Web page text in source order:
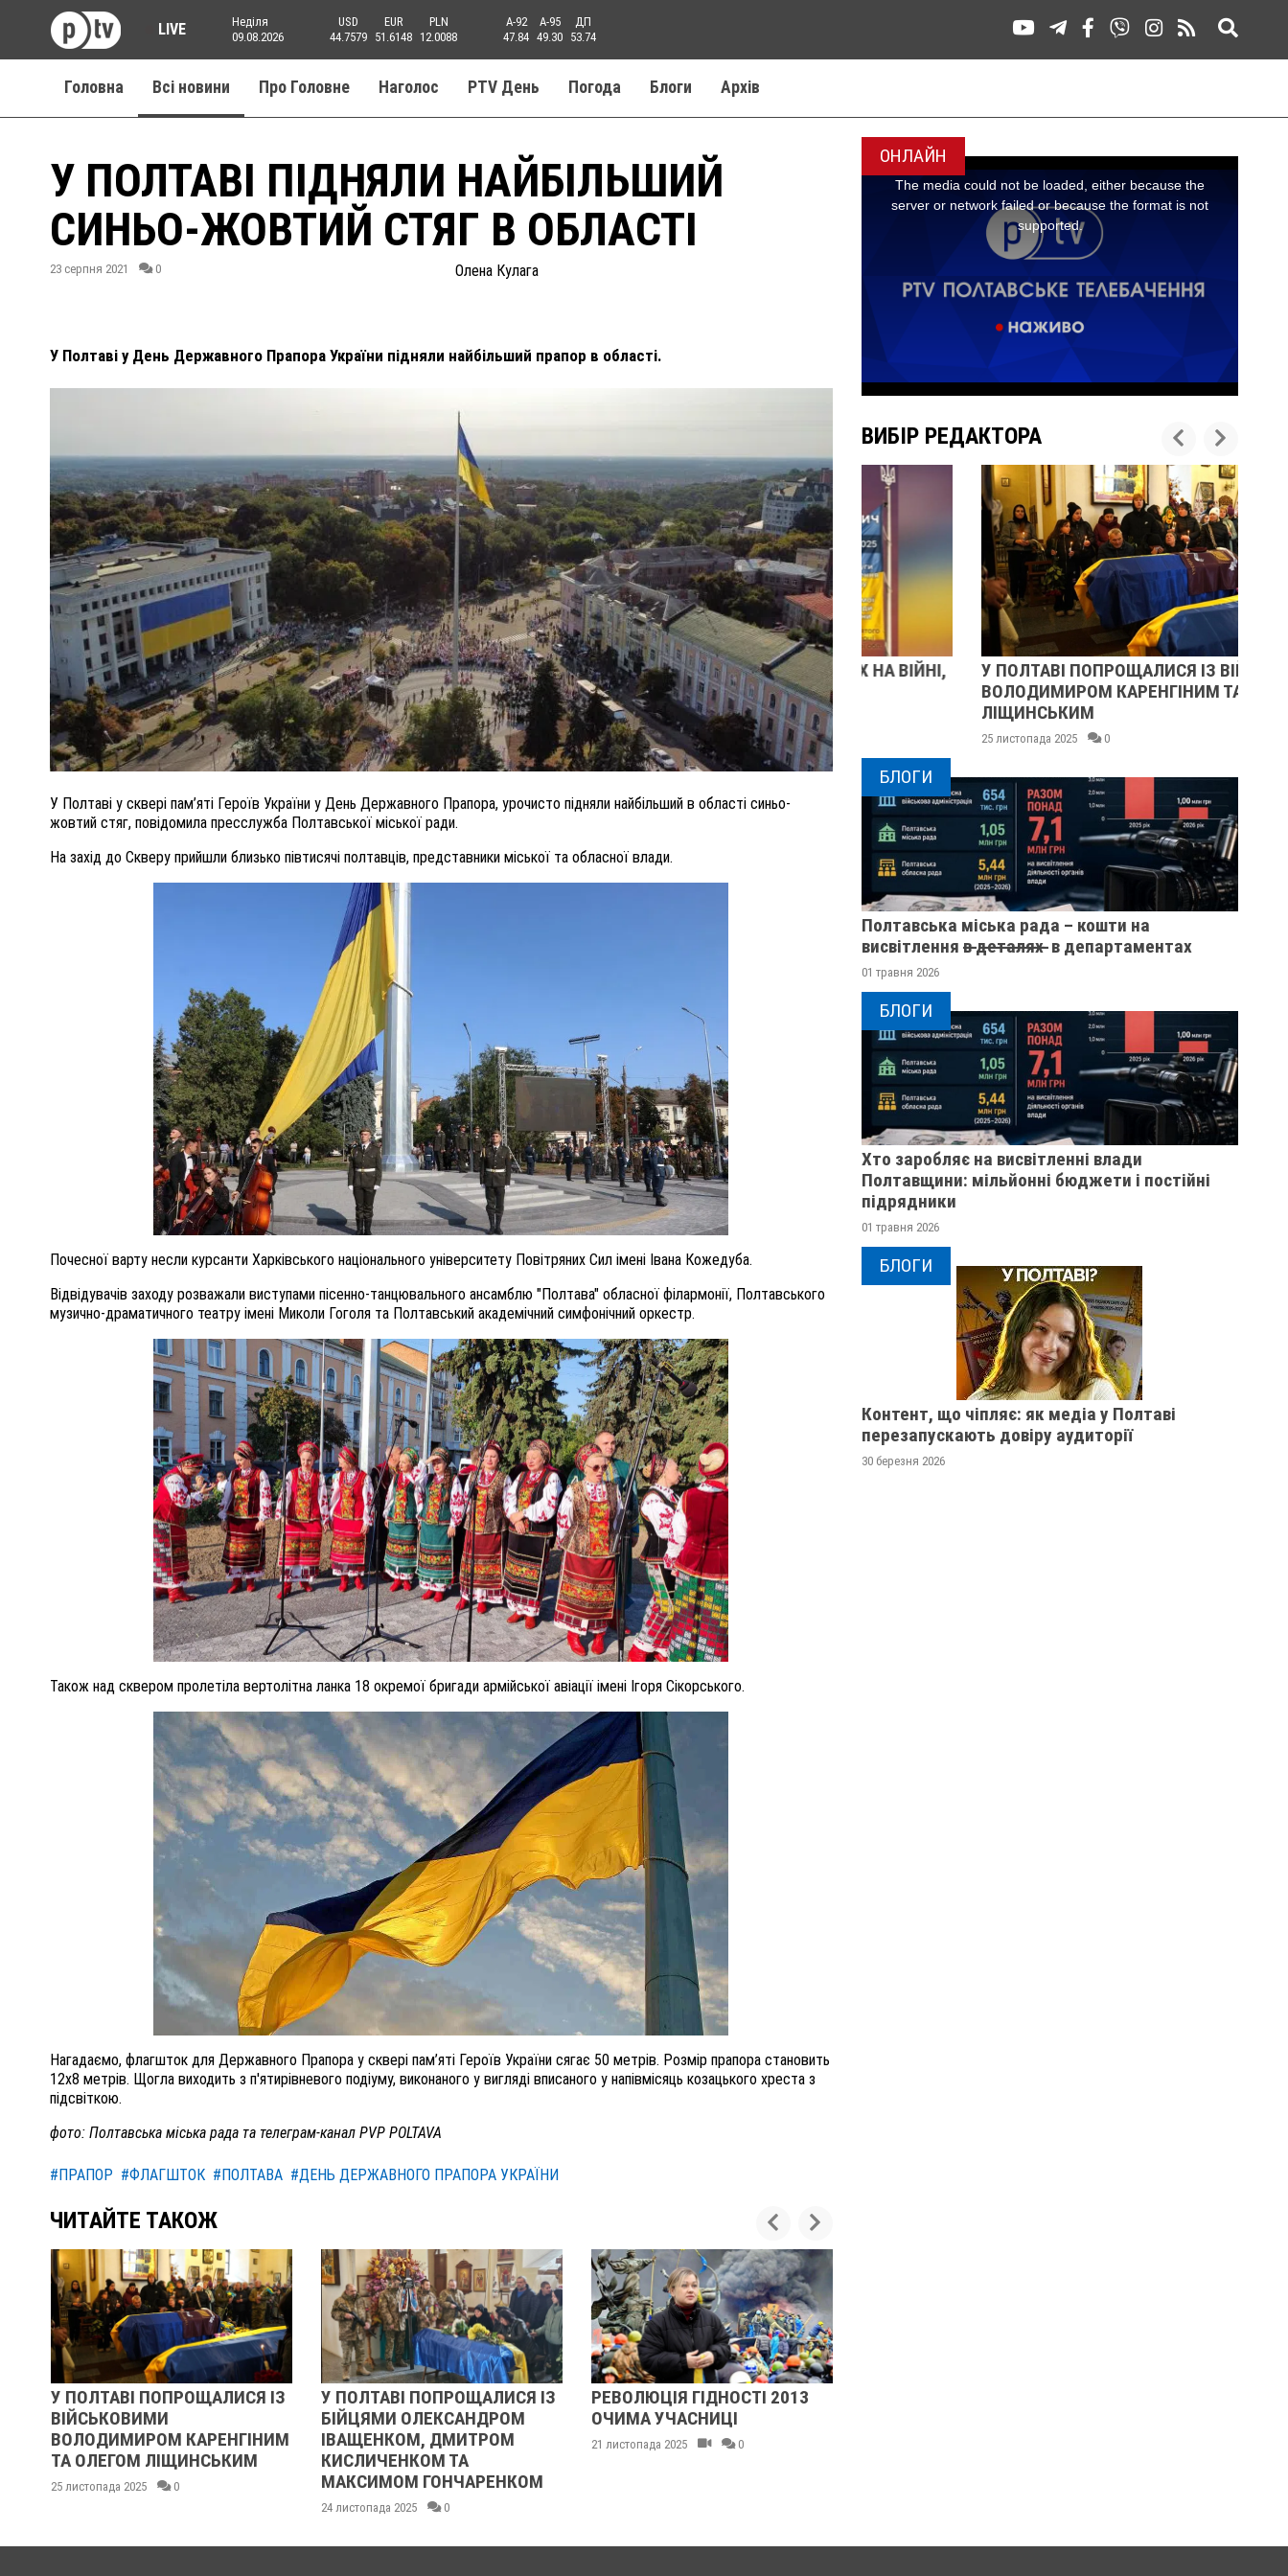
LIVE
Неділя
09.08.2026
USD
44.7579
EUR
51.6148
PLN
12.0088
A-92
47.84
A-95
49.30
ДП
53.74
Головна Всі новини Про Головне Наголос PTV День Погода Блоги Aрхів
У ПОЛТАВІ ПІДНЯЛИ НАЙБІЛЬШИЙ
СИНЬО-ЖОВТИЙ СТЯГ В ОБЛАСТІ
23 серпня 2021 0 Олена Кулага
У Полтаві у День Державного Прапора України підняли найбільший прапор в області.
У Полтаві у сквері пам’яті Героїв України у День Державного Прапора, урочисто підняли найбільший в області синьо-
жовтий стяг, повідомила пресслужба Полтавської міської ради.
На захід до Скверу прийшли близько півтисячі полтавців, представники міської та обласної влади.
Почесної варту несли курсанти Харківського національного університету Повітряних Сил імені Івана Кожедуба.
Відвідувачів заходу розважали виступами пісенно-танцювального ансамблю "Полтава" обласної філармонії, Полтавського
музично-драматичного театру імені Миколи Гоголя та Полтавський академічний симфонічний оркестр.
Також над сквером пролетіла вертолітна ланка 18 окремої бригади армійської авіації імені Ігоря Сікорського.
Нагадаємо, флагшток для Державного Прапора у сквері пам’яті Героїв України сягає 50 метрів. Розмір прапора становить
12х8 метрів. Щогла виходить з п'ятирівневого подіуму, виконаного у вигляді вписаного у напівмісяць козацького хреста з
підсвіткою.
фото: Полтавська міська рада та телеграм-канал PVP POLTAVA
#ПРАПОР #ФЛАГШТОК #ПОЛТАВА #ДЕНЬ ДЕРЖАВНОГО ПРАПОРА УКРАЇНИ
ЧИТАЙТЕ ТАКОЖ
ІЗ
У ПОЛТАВІ ПОПРОЩАЛИСЯ ІЗ
БІЙЦЯМИ ОЛЕКСАНДРОМ
ІВАЩЕНКОМ, ДМИТРОМ
КИСЛИЧЕНКОМ ТА
МАКСИМОМ ГОНЧАРЕНКОМ
РЕВОЛЮЦІЯ ГІДНОСТІ 2013
ОЧИМА УЧАСНИЦІ
21 листопада 2025
ЖІНКА ШТОВХНУЛА
ТЦКАШНИКА ПІД МАШИНУ -
МАШИНА НАЇХАЛА ЙОМУ НА
ОНЛАЙН
ВИБІР РЕДАКТОРА
ПОЛІЦІЯ ПОЛТАВЩИНИ РОЗШУКУЄ 62-РІЧНУ
ЛЮДМИЛУ ТИМЧЕНКО
26 листопада 2025 0
ВНАСЛІДОК ПОРАНЕНЬ, ОТРИМАНИХ НА ВІЙНІ,
ПОМЕР ВОЇН ЮРІЙ ВОЙТИК
25 листопада 2025 0
У ПОЛТАВІ ПОПРОЩАЛИСЯ ІЗ ВІЙСЬКОВИМИ
ВОЛОДИМИРОМ КАРЕНГІНИМ ТА ОЛЕГОМ
0
БЛОГИ
Полтавська міська рада – кошти на
висвітлення в̶ ̶д̶е̶т̶а̶л̶я̶х̶ ̶ в департаментах
01 травня 2026
БЛОГИ
Хто заробляє на висвітленні влади
Полтавщини: мільйонні бюджети і постійні
підрядники
01 травня 2026
БЛОГИ
Контент, що чіпляє: як медіа у Полтаві
перезапускають довіру аудиторії
30 березня 2026